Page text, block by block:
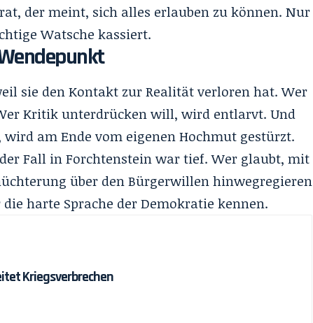
der meint, sich alles erlauben zu können. Nur
Watsche kassiert.
sie den Kontakt zur Realität verloren hat. Wer
Kritik unterdrücken will, wird entlarvt. Und
am Ende vom eigenen Hochmut gestürzt.
Fall in Forchtenstein war tief. Wer glaubt, mit
über den Bürgerwillen hinwegregieren
harte Sprache der Demokratie kennen.
Kriegsverbrechen